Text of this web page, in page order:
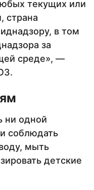
текущих или
страна
в том
за
среде», —
ни одной
соблюдать
мыть
детские